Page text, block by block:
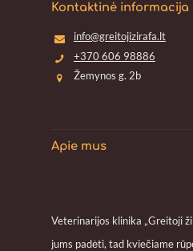
Kontaktinė informacija
info@greitojizirafa.lt
+370 606 98886
Žemynos g. 2b
Apie mus
Veterinarijos klinika „Greitoji
jums padėti, tad kviečiame